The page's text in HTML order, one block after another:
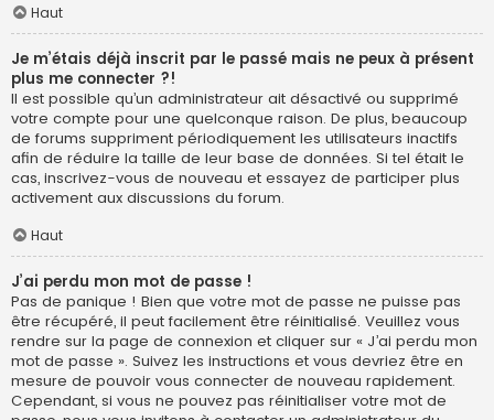
Haut
Je m’étais déjà inscrit par le passé mais ne peux à présent
plus me connecter ?!
Il est possible qu’un administrateur ait désactivé ou supprimé
votre compte pour une quelconque raison. De plus, beaucoup
de forums suppriment périodiquement les utilisateurs inactifs
afin de réduire la taille de leur base de données. Si tel était le
cas, inscrivez-vous de nouveau et essayez de participer plus
activement aux discussions du forum.
Haut
J’ai perdu mon mot de passe !
Pas de panique ! Bien que votre mot de passe ne puisse pas
être récupéré, il peut facilement être réinitialisé. Veuillez vous
rendre sur la page de connexion et cliquer sur « J’ai perdu mon
mot de passe ». Suivez les instructions et vous devriez être en
mesure de pouvoir vous connecter de nouveau rapidement.
Cependant, si vous ne pouvez pas réinitialiser votre mot de